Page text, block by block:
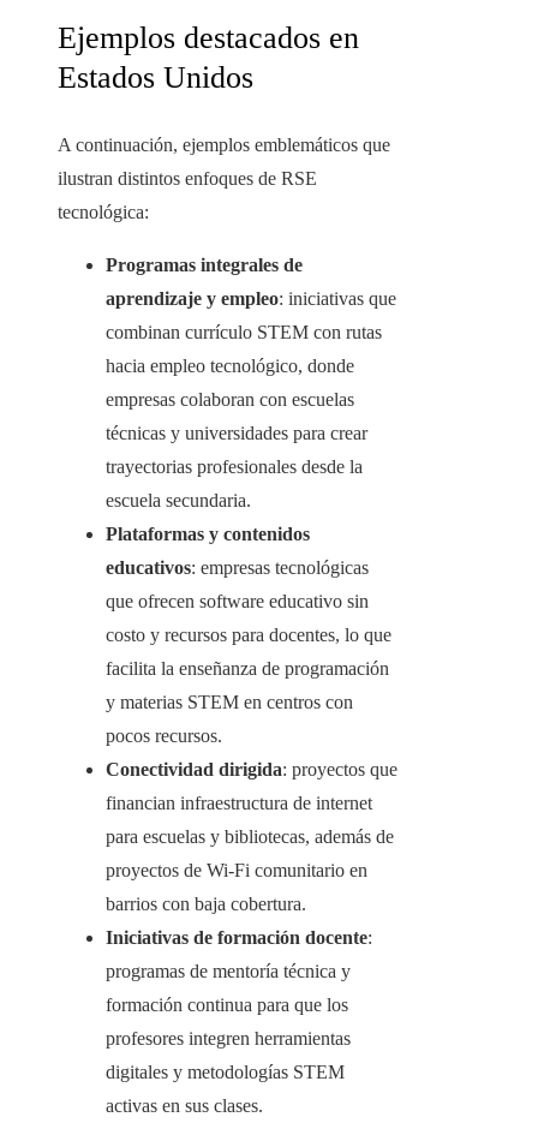
Ejemplos destacados en
Estados Unidos
A continuación, ejemplos emblemáticos que
ilustran distintos enfoques de RSE
tecnológica:
Programas integrales de
aprendizaje y empleo: iniciativas que
combinan currículo STEM con rutas
hacia empleo tecnológico, donde
empresas colaboran con escuelas
técnicas y universidades para crear
trayectorias profesionales desde la
escuela secundaria.
Plataformas y contenidos
educativos: empresas tecnológicas
que ofrecen software educativo sin
costo y recursos para docentes, lo que
facilita la enseñanza de programación
y materias STEM en centros con
pocos recursos.
Conectividad dirigida: proyectos que
financian infraestructura de internet
para escuelas y bibliotecas, además de
proyectos de Wi‑Fi comunitario en
barrios con baja cobertura.
Iniciativas de formación docente:
programas de mentoría técnica y
formación continua para que los
profesores integren herramientas
digitales y metodologías STEM
activas en sus clases.